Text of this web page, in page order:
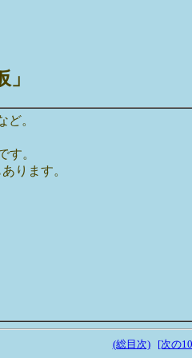
ど。
す。
あります。
(総目次) [次の